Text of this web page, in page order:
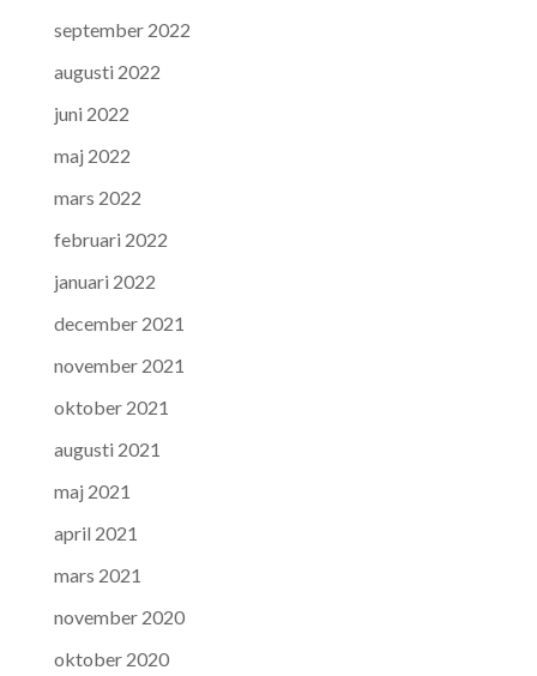
september 2022
augusti 2022
juni 2022
maj 2022
mars 2022
februari 2022
januari 2022
december 2021
november 2021
oktober 2021
augusti 2021
maj 2021
april 2021
mars 2021
november 2020
oktober 2020